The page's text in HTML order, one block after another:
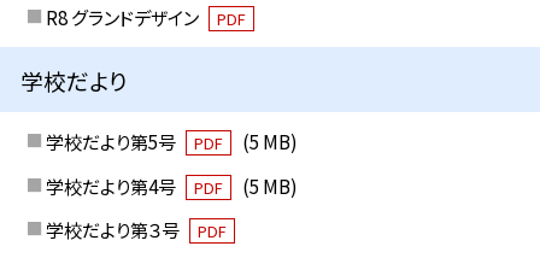
R8 グランドデザイン PDF
学校だより
学校だより第5号 PDF
(5 MB)
学校だより第4号
PDF
(5 MB)
学校だより第３号
PDF